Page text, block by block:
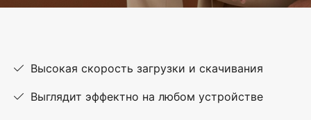
Высокая скорость загрузки и скачивания
Выглядит эффектно на любом устройстве